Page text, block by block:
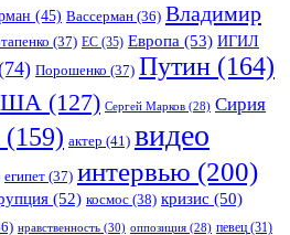
(45) Вассерман (36) Владимир
(37) ЕС (35) Европа (53) ИГИЛ
Порошенко (37) Путин (164)
(127) Сергей Марков (28) Сирия
(159) актер (41) видео
египет (37) интервью (200)
(52) космос (38) кризис (50)
нравственность (30) оппозиция (28) певец (31)